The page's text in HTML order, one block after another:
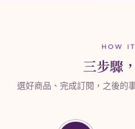
HOW
三步驟
選好商品、完成訂閱，之後